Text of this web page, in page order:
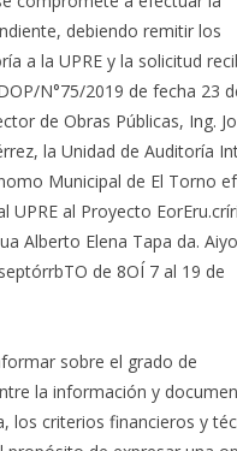
debiendo remitir los
a la UPRE y la solicitud
N°75/2019 de fecha 23
de Obras Públicas, Ing.
la Unidad de Auditoría
Municipal de El Torno
UPRE al Proyecto
Alberto Elena Tapa da.
de 8OÍ 7 al 19 de
sobre el grado de
la información y
los criterios financieros y